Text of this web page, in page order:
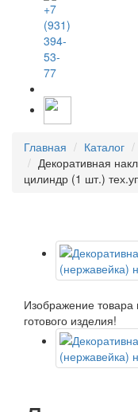
+7
(931)
394-
53-
77
Главная Каталог
Декоративная
цилиндр (1 шт.)
Изображение товара
готового изделия!